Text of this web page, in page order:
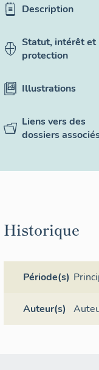
Description
Statut, intérêt et
protection
Illustrations
Liens vers des
dossiers
Historique
Période(s)
Auteur(s)